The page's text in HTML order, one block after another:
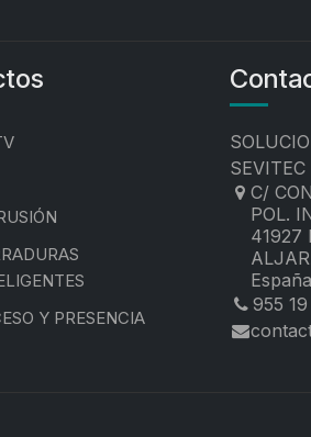
Y PRESENCIA
SEVITEC
C/
POL.
41927
España
955